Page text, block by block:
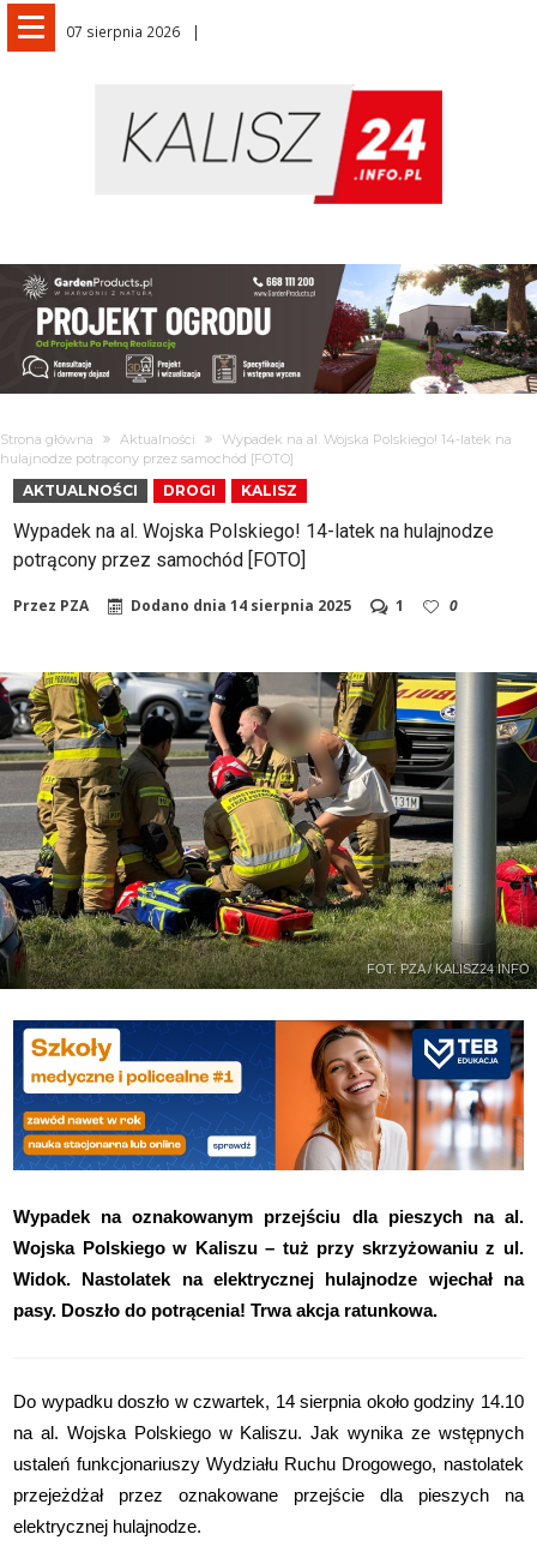
07 sierpnia 2026
Strona główna Aktualności
Wypadek na al. Wojska Polskiego! 14-latek na
hulajnodze potrącony przez samochód [FOTO]
AKTUALNOŚCI DROGI KALISZ
Wypadek na al. Wojska Polskiego! 14-latek na hulajnodze
potrącony przez samochód [FOTO]
Przez PZA Dodano dnia14 sierpnia 2025 1 0
FOT. PZA / KALISZ24 INFO
Wypadek na oznakowanym przejściu dla pieszych na al.
Wojska Polskiego w Kaliszu – tuż przy skrzyżowaniu z ul.
Widok. Nastolatek na elektrycznej hulajnodze wjechał na
pasy. Doszło do potrącenia! Trwa akcja ratunkowa.
Do wypadku doszło w czwartek, 14 sierpnia około godziny 14.10
na al. Wojska Polskiego w Kaliszu. Jak wynika ze wstępnych
ustaleń funkcjonariuszy Wydziału Ruchu Drogowego, nastolatek
przejeżdżał przez oznakowane przejście dla pieszych na
elektrycznej hulajnodze.